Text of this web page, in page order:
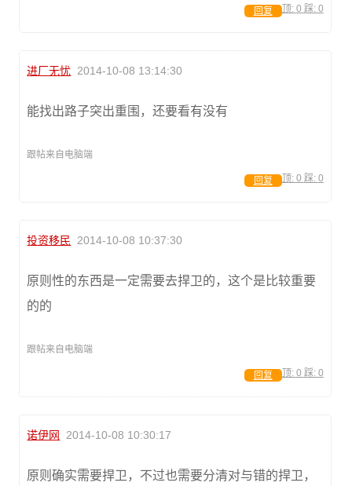
顶: 0 踩: 0
回复
进厂无忧 2014-10-08 13:14:30
能找出路子突出重围，还要看有没有
跟帖来自电脑端
顶: 0 踩: 0
回复
投资移民 2014-10-08 10:37:30
原则性的东西是一定需要去捍卫的，这个是比较重要
的的
跟帖来自电脑端
顶: 0 踩: 0
回复
诺伊网 2014-10-08 10:30:17
原则确实需要捍卫，不过也需要分清对与错的捍卫，